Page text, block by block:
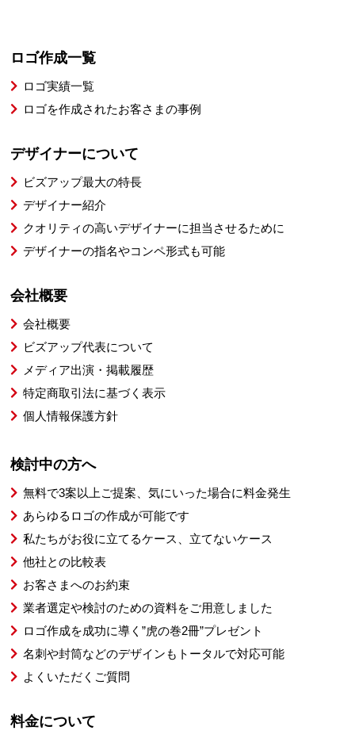
ロゴ作成一覧
ロゴ実績一覧
ロゴを作成されたお客さまの事例
デザイナーについて
ビズアップ最大の特長
デザイナー紹介
クオリティの高いデザイナーに担当させるために
デザイナーの指名やコンペ形式も可能
会社概要
会社概要
ビズアップ代表について
メディア出演・掲載履歴
特定商取引法に基づく表示
個人情報保護方針
検討中の方へ
無料で3案以上ご提案、気にいった場合に料金発生
あらゆるロゴの作成が可能です
私たちがお役に立てるケース、立てないケース
他社との比較表
お客さまへのお約束
業者選定や検討のための資料をご用意しました
ロゴ作成を成功に導く”虎の巻2冊”プレゼント
名刺や封筒などのデザインもトータルで対応可能
よくいただくご質問
料金について